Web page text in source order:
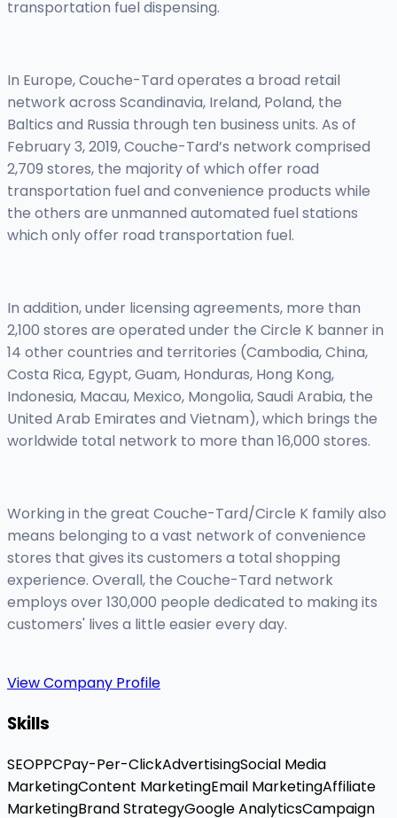
transportation fuel dispensing.
In Europe, Couche-Tard operates a broad retail
network across Scandinavia, Ireland, Poland, the
Baltics and Russia through ten business units. As of
February 3, 2019, Couche-Tard’s network comprised
2,709 stores, the majority of which offer road
transportation fuel and convenience products while
the others are unmanned automated fuel stations
which only offer road transportation fuel.
In addition, under licensing agreements, more than
2,100 stores are operated under the Circle K banner in
14 other countries and territories (Cambodia, China,
Costa Rica, Egypt, Guam, Honduras, Hong Kong,
Indonesia, Macau, Mexico, Mongolia, Saudi Arabia, the
United Arab Emirates and Vietnam), which brings the
worldwide total network to more than 16,000 stores.
Working in the great Couche-Tard/Circle K family also
means belonging to a vast network of convenience
stores that gives its customers a total shopping
experience. Overall, the Couche-Tard network
employs over 130,000 people dedicated to making its
customers' lives a little easier every day.
View Company Profile
Skills
SEOPPCPay-Per-ClickAdvertisingSocial Media
MarketingContent MarketingEmail MarketingAffiliate
MarketingBrand StrategyGoogle AnalyticsCampaign